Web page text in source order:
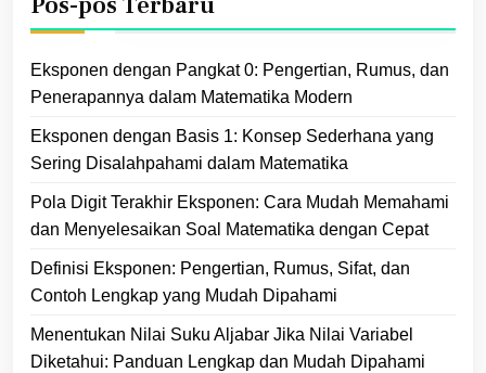
Eksponen dengan Pangkat 0: Pengertian, Rumus, dan
Penerapannya dalam Matematika Modern
Eksponen dengan Basis 1: Konsep Sederhana yang
Sering Disalahpahami dalam Matematika
Pola Digit Terakhir Eksponen: Cara Mudah Memahami
dan Menyelesaikan Soal Matematika dengan Cepat
Definisi Eksponen: Pengertian, Rumus, Sifat, dan
Contoh Lengkap yang Mudah Dipahami
Menentukan Nilai Suku Aljabar Jika Nilai Variabel
Diketahui: Panduan Lengkap dan Mudah Dipahami